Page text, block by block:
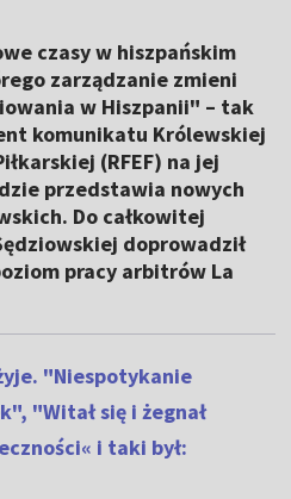
czasy w hiszpańskim
zarządzanie zmieni
w Hiszpanii" – tak
komunikatu Królewskiej
(RFEF) na jej
przedstawia nowych
Do całkowitej
doprowadził
pracy arbitrów La
"Niespotykanie
"Witał się i żegnał
i taki był: